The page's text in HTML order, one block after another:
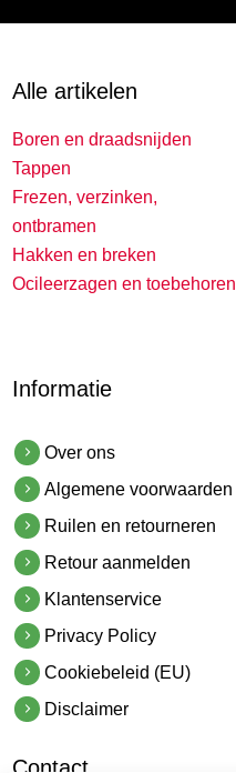
Alle artikelen
Boren en draadsnijden
Tappen
Frezen, verzinken,
ontbramen
Hakken en breken
Ocileerzagen en toebehoren
Informatie
Over ons
Algemene voorwaarden
Ruilen en retourneren
Retour aanmelden
Klantenservice
Privacy Policy
Cookiebeleid (EU)
Disclaimer
Contact